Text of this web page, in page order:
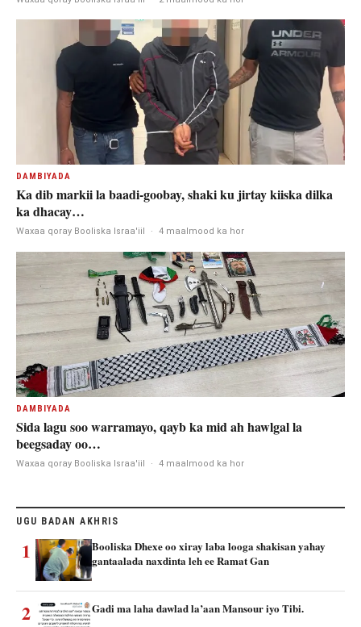
DAMBIYADA
Ka dib markii la baadi-goobay, shaki ku jirtay kiiska dilka
ka dhacay…
Waxaa qoray Booliska Israa'iil · 4 maalmood ka hor
DAMBIYADA
Sida lagu soo warramayo, qayb ka mid ah hawlgal la
beegsaday oo…
Waxaa qoray Booliska Israa'iil · 4 maalmood ka hor
UGU BADAN AKHRIS
1
Booliska Dhexe oo xiray laba looga shakisan yahay
gantaalada naxdinta leh ee Ramat Gan
2 Gadi ma laha dawlad la’aan Mansour iyo Tibi.